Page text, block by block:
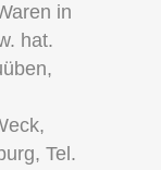
in
hat.
Tel.